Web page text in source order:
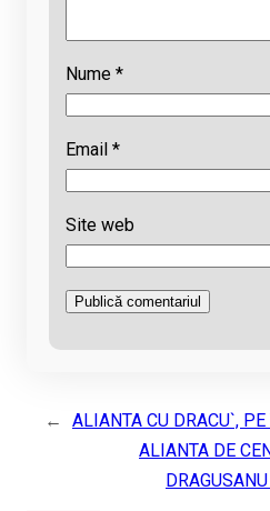
Nume *
Email *
Site web
←
ALIANTA CU DRACU`,
ALIANTA DE